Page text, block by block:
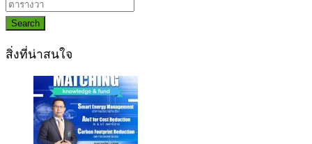
Search
สิ่งที่น่าสนใจ